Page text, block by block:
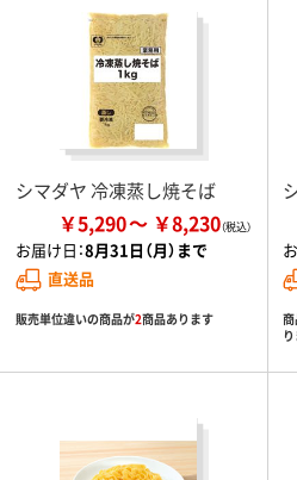
シマダヤ 冷凍蒸し焼そば
￥5,290 ￥8,230
お届け日：8月31日（月）まで
直送品
販売単位違いの商品が2商品あります 商